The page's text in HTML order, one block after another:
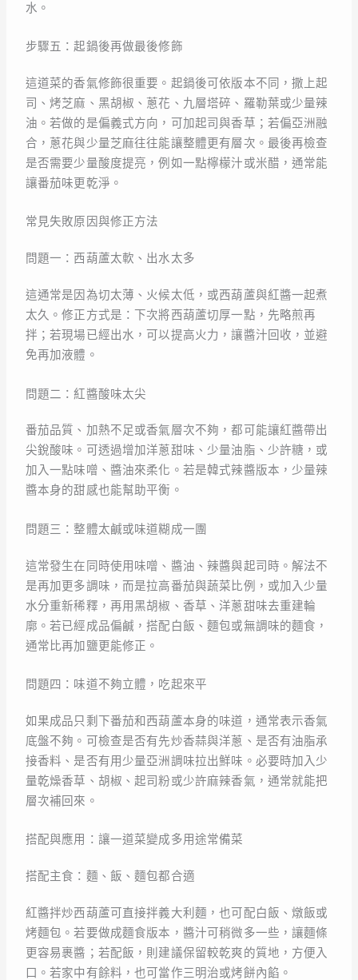
水。
步驟五：起鍋後再做最後修飾
這道菜的香氣修飾很重要。起鍋後可依版本不同，撒上起
司、烤芝麻、黑胡椒、蔥花、九層塔碎、羅勒葉或少量辣
油。若做的是偏義式方向，可加起司與香草；若偏亞洲融
合，蔥花與少量芝麻往往能讓整體更有層次。最後再檢查
是否需要少量酸度提亮，例如一點檸檬汁或米醋，通常能
讓番茄味更乾淨。
常見失敗原因與修正方法
問題一：西葫蘆太軟、出水太多
這通常是因為切太薄、火候太低，或西葫蘆與紅醬一起煮
太久。修正方式是：下次將西葫蘆切厚一點，先略煎再
拌；若現場已經出水，可以提高火力，讓醬汁回收，並避
免再加液體。
問題二：紅醬酸味太尖
番茄品質、加熱不足或香氣層次不夠，都可能讓紅醬帶出
尖銳酸味。可透過增加洋蔥甜味、少量油脂、少許糖，或
加入一點味噌、醬油來柔化。若是韓式辣醬版本，少量辣
醬本身的甜感也能幫助平衡。
問題三：整體太鹹或味道糊成一團
這常發生在同時使用味噌、醬油、辣醬與起司時。解法不
是再加更多調味，而是拉高番茄與蔬菜比例，或加入少量
水分重新稀釋，再用黑胡椒、香草、洋蔥甜味去重建輪
廓。若已經成品偏鹹，搭配白飯、麵包或無調味的麵食，
通常比再加鹽更能修正。
問題四：味道不夠立體，吃起來平
如果成品只剩下番茄和西葫蘆本身的味道，通常表示香氣
底盤不夠。可檢查是否有先炒香蒜與洋蔥、是否有油脂承
接香料、是否有用少量亞洲調味拉出鮮味。必要時加入少
量乾燥香草、胡椒、起司粉或少許麻辣香氣，通常就能把
層次補回來。
搭配與應用：讓一道菜變成多用途常備菜
搭配主食：麵、飯、麵包都合適
紅醬拌炒西葫蘆可直接拌義大利麵，也可配白飯、燉飯或
烤麵包。若要做成麵食版本，醬汁可稍微多一些，讓麵條
更容易裹醬；若配飯，則建議保留較乾爽的質地，方便入
口。若家中有餘料，也可當作三明治或烤餅內餡。